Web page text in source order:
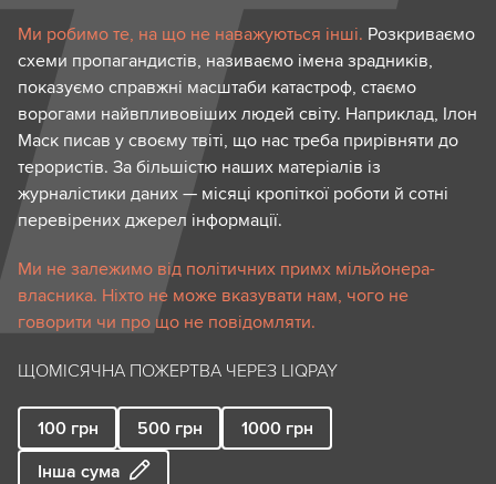
Ми робимо те, на що не наважуються інші. Розкриваємо
схеми пропагандистів, називаємо імена зрадників,
показуємо справжні масштаби катастроф, стаємо
ворогами найвпливовіших людей світу. Наприклад, Ілон
Маск писав у своєму твіті, що нас треба прирівняти до
терористів. За більшістю наших матеріалів із
журналістики даних — місяці кропіткої роботи й сотні
перевірених джерел інформації.
Ми не залежимо від політичних примх мільйонера-
власника. Ніхто не може вказувати нам, чого не
говорити чи про що не повідомляти.
ЩОМІСЯЧНА ПОЖЕРТВА ЧЕРЕЗ LIQPAY
100 грн 500 грн 1000 грн
Інша сума